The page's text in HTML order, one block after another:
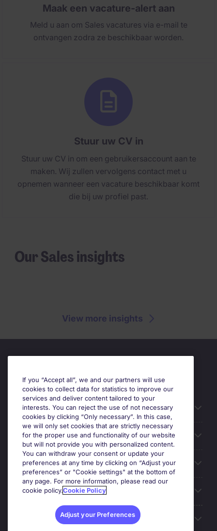
Maak een vacature-alert aan
Meld u aan om Sales vacatures via e-mail te
ontvangen zodra ze beschikbaar worden.
Stuur uw CV in
Stuur uw CV in om een gebruikersaccount aan te
maken. Wij zullen vervolgens contact met u
opnemen wanneer een vacature beschikbaar komt
die bij uw profiel past.
Our Sales insights
View more insights
Useful information
Prix
Look for jobs in
Trends
For employers
If you “Accept all”, we and our partners will use
cookies to collect data for statistics to improve our
services and deliver content tailored to your
interests. You can reject the use of not necessary
cookies by clicking “Only necessary”. In this case,
we will only set cookies that are strictly necessary
for the proper use and functionality of our website
but will not provide you with personalized content.
You can withdraw your consent or update your
preferences at any time by clicking on “Adjust your
preferences” or "Cookie settings" at the bottom of
any page. For more information, please read our
cookie policy.Cookie Policy
Adjust your Preferences